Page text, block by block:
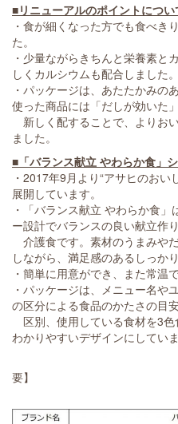
■リニューアルのポイントについ
・食が細くなった方でも食べき
た。
・少量ながらきちんと栄養素と
しくカルシウムも配合しました。
・パッケージは、あたたかみの
使った商品には「だしが効いた
新しく配することで、よりお
ました。
■「バランス献立 やわらか食」
・2017年9月より“アサヒのお
展開しています。
・「バランス献立 やわらか食
ー設計でバランスの良い献立作
介護食です。素材のうまみや
しながら、満足感のあるしっか
・簡単に用意ができ、また常温
・パッケージは、メニュー名や
の区分による食品のかたさの目
区別、使用している食材を3
わかりやすいデザインにしていま
【商
要】